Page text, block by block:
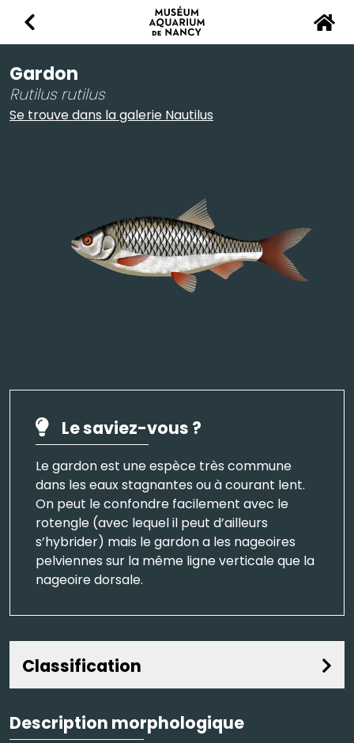
Retour
Gardon
Rutilus rutilus
Se trouve dans la galerie Nautilus
Le saviez-vous ?
Le gardon est une espèce très commune
dans les eaux stagnantes ou à courant lent.
On peut le confondre facilement avec le
rotengle (avec lequel il peut d’ailleurs
s’hybrider) mais le gardon a les nageoires
pelviennes sur la même ligne verticale que la
nageoire dorsale.
Classification
Description morphologique